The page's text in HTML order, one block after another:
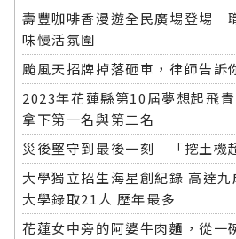
壽豐咖啡香漫遊全民廣場登場
味慢活氛圍
颱風天招牌掉落砸車，律師告訴
2023年花蓮縣第10屆夢想起飛
拿下第一名與第二名
災後堅守到最後一刻 「挖土機
大學獨立招生海星創紀錄 高達
大學錄取21人 歷年最多
花蓮女中旁的阿婆牛肉麵，從一